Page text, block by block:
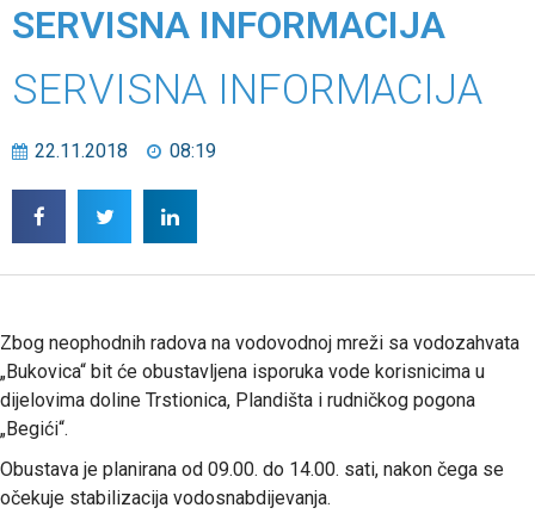
SERVISNA INFORMACIJA
SERVISNA INFORMACIJA
22.11.2018 08:19
Zbog neophodnih radova na vodovodnoj mreži sa vodozahvata
„Bukovica“ bit će obustavljena isporuka vode korisnicima u
dijelovima doline Trstionica, Plandišta i rudničkog pogona
„Begići“.
Obustava je planirana od 09.00. do 14.00. sati, nakon čega se
očekuje stabilizacija vodosnabdijevanja.